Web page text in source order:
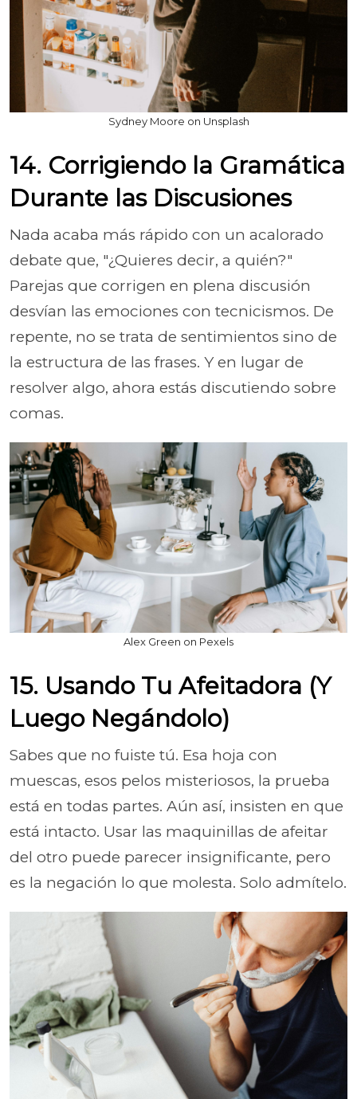
Sydney Moore on Unsplash
14. Corrigiendo la Gramática
Durante las Discusiones
Nada acaba más rápido con un acalorado
debate que, "¿Quieres decir, a quién?"
Parejas que corrigen en plena discusión
desvían las emociones con tecnicismos. De
repente, no se trata de sentimientos sino de
la estructura de las frases. Y en lugar de
resolver algo, ahora estás discutiendo sobre
comas.
Alex Green on Pexels
15. Usando Tu Afeitadora (Y
Luego Negándolo)
Sabes que no fuiste tú. Esa hoja con
muescas, esos pelos misteriosos, la prueba
está en todas partes. Aún así, insisten en que
está intacto. Usar las maquinillas de afeitar
del otro puede parecer insignificante, pero
es la negación lo que molesta. Solo admítelo.